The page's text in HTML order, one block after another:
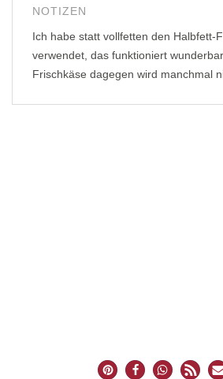
NOTIZEN
Ich habe statt vollfetten den Halbfett-
verwendet, das funktioniert
Frischkäse dagegen wird manchmal